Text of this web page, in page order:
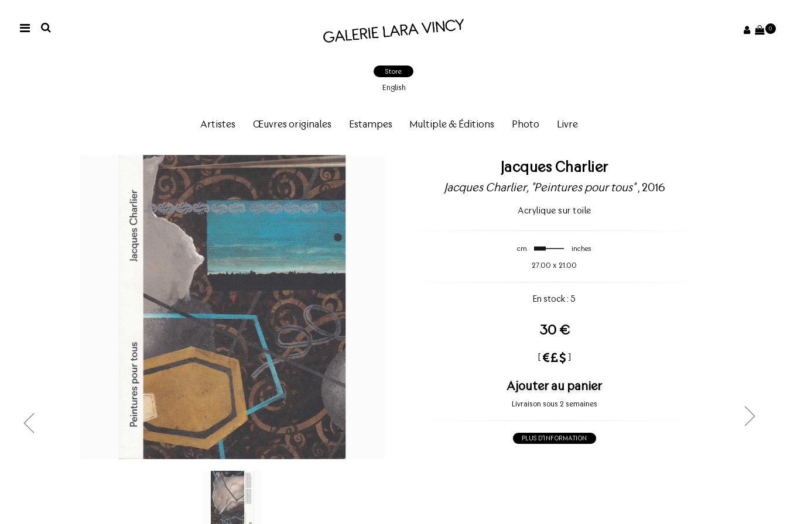
0
Store
English
Artistes Œuvres originales Estampes Multiple & Éditions Photo Livre
Jacques Charlier
Jacques Charlier, "Peintures pour tous", 2016
Acrylique sur toile
cm inches
27.00 x 21.00
En stock : 5
30 €
[ ]
Ajouter au panier
Livraison sous 2 semaines
PLUS D'INFORMATION